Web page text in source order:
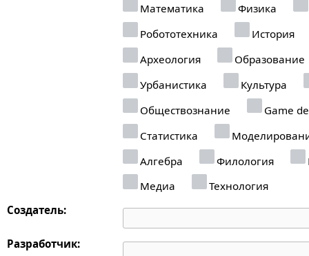
Математика Физика
Робототехника
История
Археология
Образование
Урбанистика
Культура
Обществознание
Game
Статистика
Алгебра
Филология
Медиа
Технология
Создатель:
Разработчик: